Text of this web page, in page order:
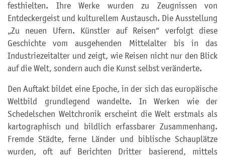
festhielten. Ihre Werke wurden zu Zeugnissen von
Entdeckergeist und kulturellem Austausch. Die Ausstellung
„Zu neuen Ufern. Künstler auf Reisen“ verfolgt diese
Geschichte vom ausgehenden Mittelalter bis in das
Industriezeitalter und zeigt, wie Reisen nicht nur den Blick
auf die Welt, sondern auch die Kunst selbst veränderte.
Den Auftakt bildet eine Epoche, in der sich das europäische
Weltbild grundlegend wandelte. In Werken wie der
Schedelschen Weltchronik erscheint die Welt erstmals als
kartographisch und bildlich erfassbarer Zusammenhang.
Fremde Städte, ferne Länder und biblische Schauplätze
wurden, oft auf Berichten Dritter basierend, mittels